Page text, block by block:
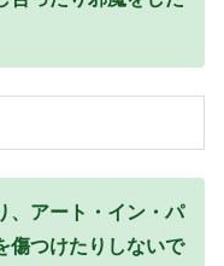
、アート・イン・パ
傷つけたりしないで